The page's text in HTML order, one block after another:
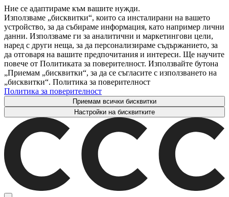
Ние се адаптираме към вашите нужди.
Използваме „бисквитки“, които са инсталирани на вашето
устройство, за да събираме информация, като например лични
данни. Използваме ги за аналитични и маркетингови цели,
наред с други неща, за да персонализираме съдържанието, за
да отговаря на вашите предпочитания и интереси. Ще научите
повече от Политиката за поверителност. Използвайте бутона
„Приемам „бисквитки“, за да се съгласите с използването на
„бисквитки“. Политика за поверителност
Политика за поверителност
Приемам всички бисквитки
Настройки на бисквитките